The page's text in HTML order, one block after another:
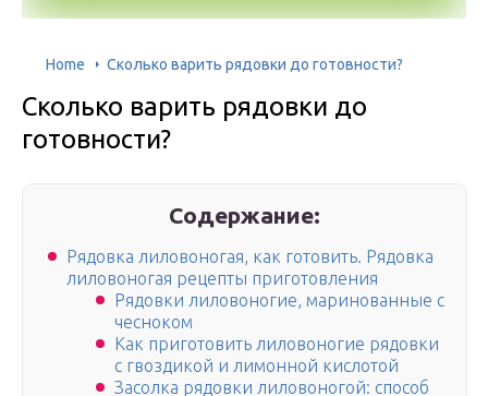
Home Сколько варить рядовки до готовности?
Сколько варить рядовки до
готовности?
Содержание:
Рядовка лиловоногая, как готовить. Рядовка
лиловоногая рецепты приготовления
Рядовки лиловоногие, маринованные с
чесноком
Как приготовить лиловоногие рядовки
с гвоздикой и лимонной кислотой
Засолка рядовки лиловоногой: способ